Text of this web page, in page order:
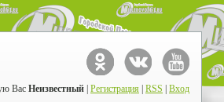
Вас Неизвестный Регистрация RSS Вход